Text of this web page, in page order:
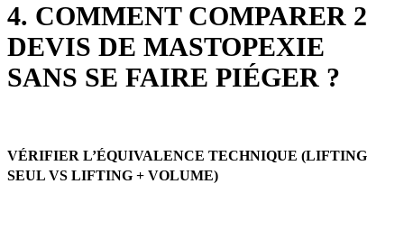
4. COMMENT COMPARER 2
DEVIS DE MASTOPEXIE
SANS SE FAIRE PIÉGER ?
VÉRIFIER L’ÉQUIVALENCE TECHNIQUE (LIFTING
SEUL VS LIFTING + VOLUME)